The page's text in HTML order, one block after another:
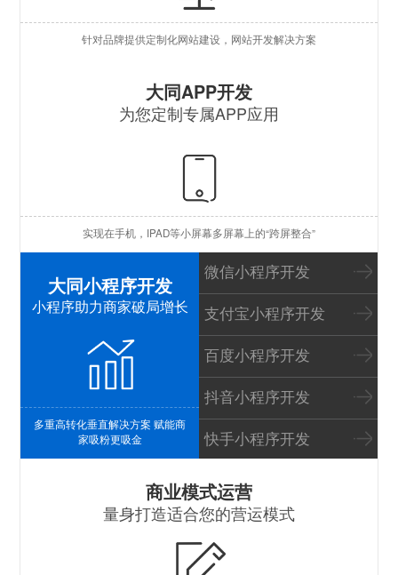
针对品牌提供定制化网站建设，网站开发解决方案
大同APP开发
为您定制专属APP应用
实现在手机，IPAD等小屏幕多屏幕上的“跨屏整合”
大同小程序开发
小程序助力商家破局增长
多重高转化垂直解决方案 赋能商
家吸粉更吸金
微信小程序开发
支付宝小程序开发
百度小程序开发
抖音小程序开发
快手小程序开发
商业模式运营
量身打造适合您的营运模式